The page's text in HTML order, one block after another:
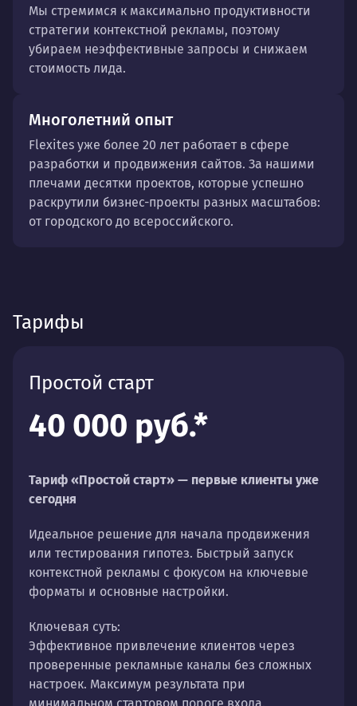
Мы стремимся к максимально продуктивности
стратегии контекстной рекламы, поэтому
убираем неэффективные запросы и снижаем
стоимость лида.
Многолетний опыт
Flexites уже более 20 лет работает в сфере
разработки и продвижения сайтов. За нашими
плечами десятки проектов, которые успешно
раскрутили бизнес-проекты разных масштабов:
от городского до всероссийского.
Тарифы
Простой старт
40 000 руб.*
Тариф «Простой старт» — первые клиенты уже
сегодня
Идеальное решение для начала продвижения
или тестирования гипотез. Быстрый запуск
контекстной рекламы с фокусом на ключевые
форматы и основные настройки.
Ключевая суть:
Эффективное привлечение клиентов через
проверенные рекламные каналы без сложных
настроек. Максимум результата при